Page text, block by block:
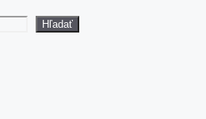
Hľadať